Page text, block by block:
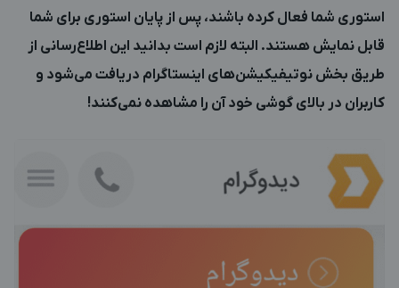
استوری شما فعال کرده باشند، پس از پایان استوری برای شما
قابل نمایش هستند. البته لازم است بدانید این اطلاع‌رسانی از
طریق بخش نوتیفیکیشن‌های اینستاگرام دریافت می‌شود و
کاربران در بالای گوشی خود آن را مشاهده نمی‌کنند!